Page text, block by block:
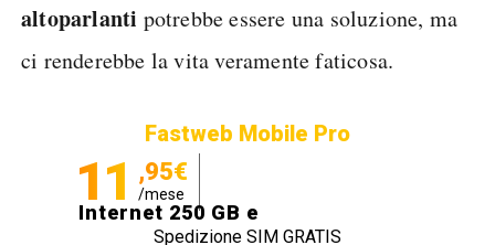
altoparlanti potrebbe essere una soluzione, ma
ci renderebbe la vita veramente faticosa.
Fastweb Mobile Pro
11 ,95€
/mese
Internet 250 GB e
Spedizione SIM GRATIS